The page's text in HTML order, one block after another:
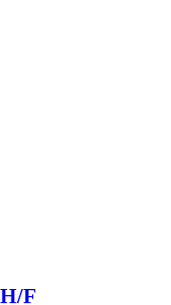
F